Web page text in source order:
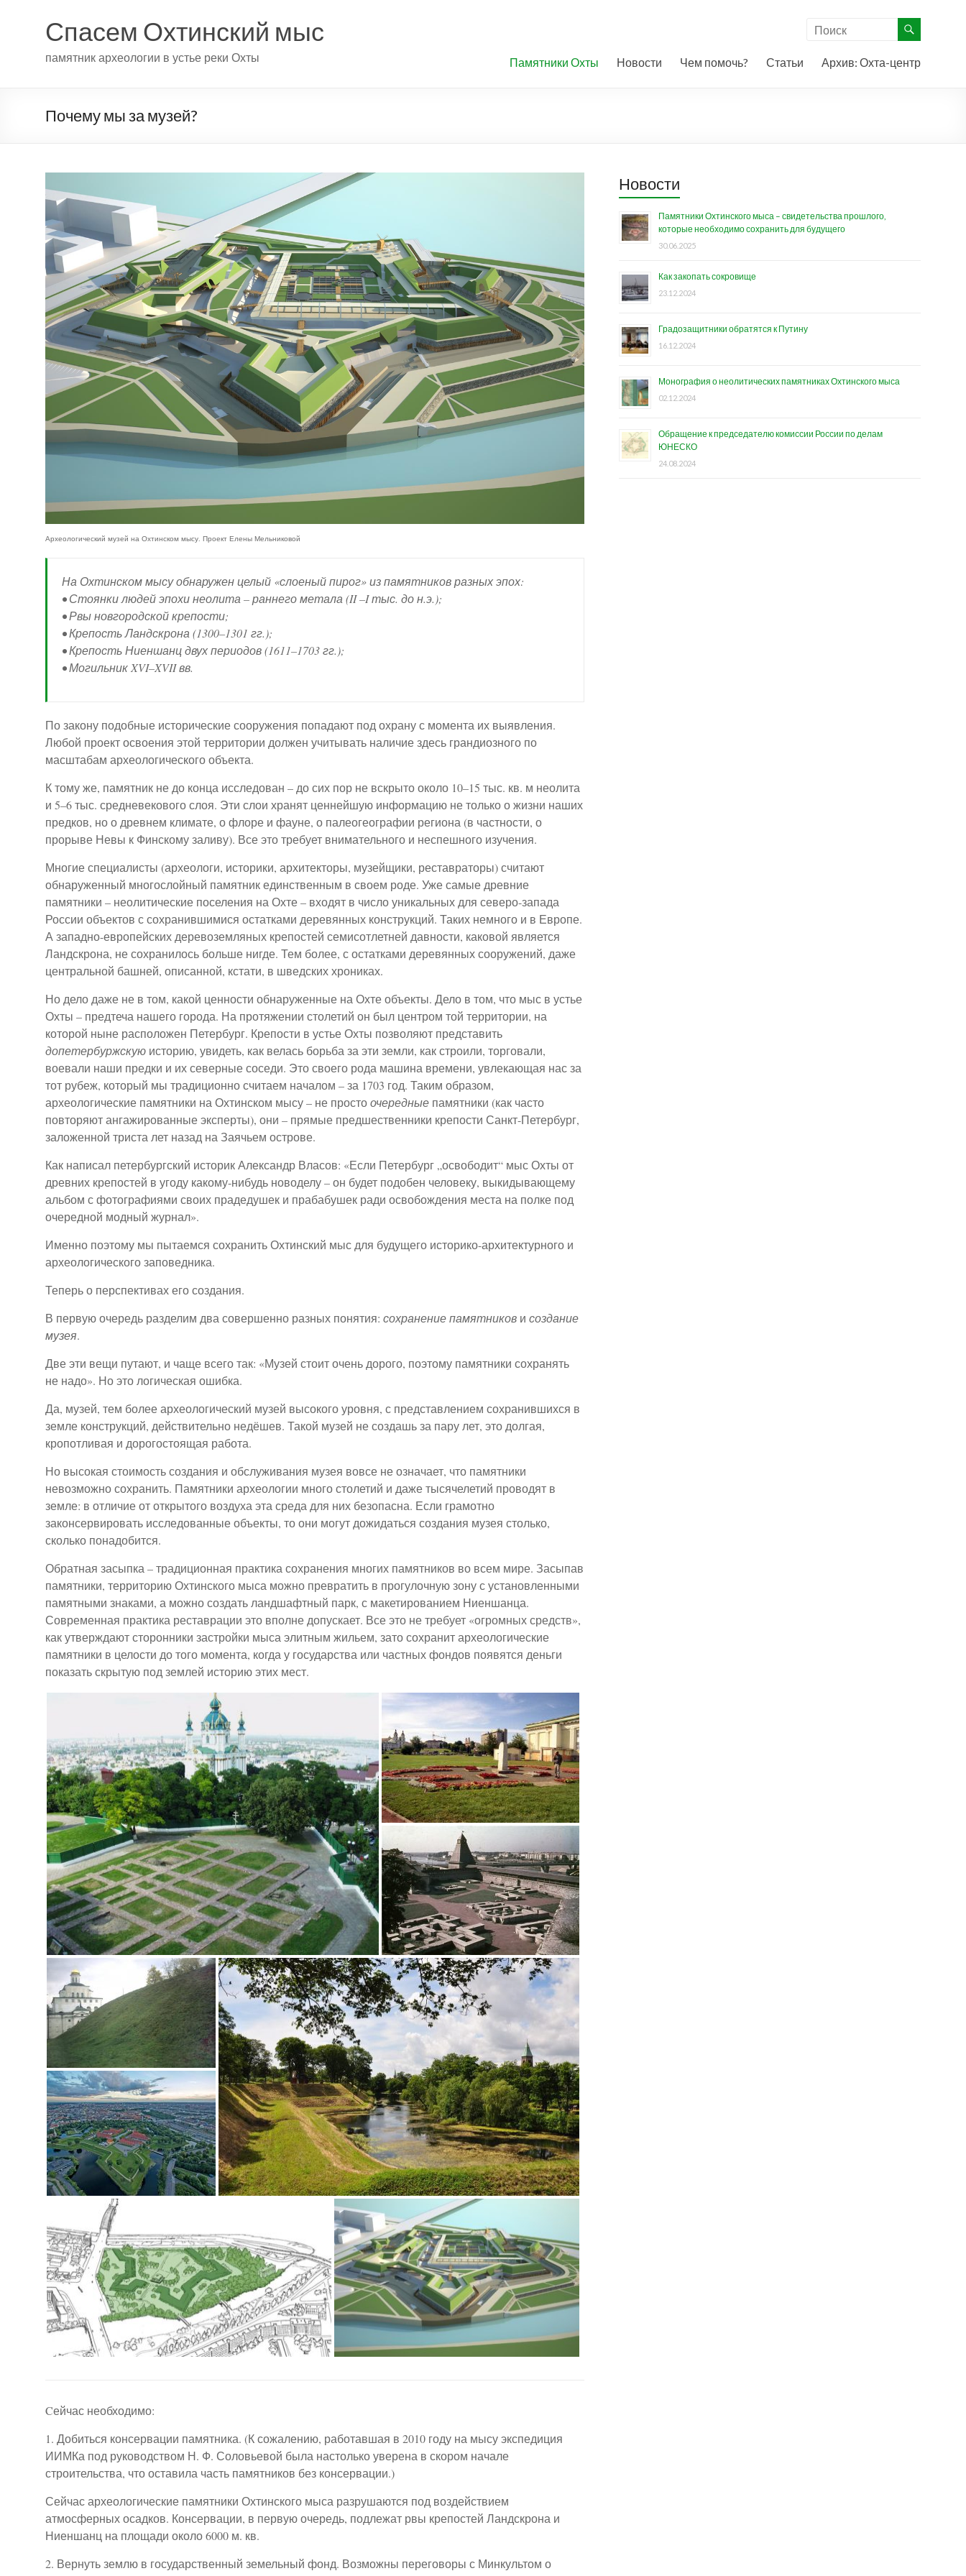
Спасем Охтинский мыс
памятник археологии в устье реки Охты Памятники Охты Новости Чем помочь? Статьи Архив: Охта-центр
Почему мы за музей?
Археологический музей на Охтинском мысу. Проект Елены Мельниковой
На Охтинском мысу обнаружен целый «слоеный пирог» из памятников разных эпох:
• Стоянки людей эпохи неолита – раннего метала (II –I тыс. до н.э.);
• Рвы новгородской крепости;
• Крепость Ландскрона (1300–1301 гг.);
• Крепость Ниеншанц двух периодов (1611–1703 гг.);
• Могильник XVI–XVII вв.
По закону подобные исторические сооружения попадают под охрану с момента их выявления.
Любой проект освоения этой территории должен учитывать наличие здесь грандиозного по
масштабам археологического объекта.
К тому же, памятник не до конца исследован – до сих пор не вскрыто около 10–15 тыс. кв. м неолита
и 5–6 тыс. средневекового слоя. Эти слои хранят ценнейшую информацию не только о жизни наших
предков, но о древнем климате, о флоре и фауне, о палеогеографии региона (в частности, о
прорыве Невы к Финскому заливу). Все это требует внимательного и неспешного изучения.
Многие специалисты (археологи, историки, архитекторы, музейщики, реставраторы) считают
обнаруженный многослойный памятник единственным в своем роде. Уже самые древние
памятники – неолитические поселения на Охте – входят в число уникальных для северо-запада
России объектов с сохранившимися остатками деревянных конструкций. Таких немного и в Европе.
А западно-европейских деревоземляных крепостей семисотлетней давности, каковой является
Ландскрона, не сохранилось больше нигде. Тем более, с остатками деревянных сооружений, даже
центральной башней, описанной, кстати, в шведских хрониках.
Но дело даже не в том, какой ценности обнаруженные на Охте объекты. Дело в том, что мыс в устье
Охты – предтеча нашего города. На протяжении столетий он был центром той территории, на
которой ныне расположен Петербург. Крепости в устье Охты позволяют представить
допетербуржскую историю, увидеть, как велась борьба за эти земли, как строили, торговали,
воевали наши предки и их северные соседи. Это своего рода машина времени, увлекающая нас за
тот рубеж, который мы традиционно считаем началом – за 1703 год. Таким образом,
археологические памятники на Охтинском мысу – не простоочередные памятники (как часто
повторяют ангажированные эксперты), они – прямые предшественники крепости Санкт-Петербург,
заложенной триста лет назад на Заячьем острове.
Как написал петербургский историк Александр Власов: «Если Петербург „освободит“ мыс Охты от
древних крепостей в угоду какому-нибудь новоделу – он будет подобен человеку, выкидывающему
альбом с фотографиями своих прадедушек и прабабушек ради освобождения места на полке под
очередной модный журнал».
Именно поэтому мы пытаемся сохранить Охтинский мыс для будущего историко-архитектурного и
археологического заповедника.
Теперь о перспективах его создания.
В первую очередь разделим два совершенно разных понятия: сохранение памятников и создание
музея.
Две эти вещи путают, и чаще всего так: «Музей стоит очень дорого, поэтому памятники сохранять
не надо». Но это логическая ошибка.
Да, музей, тем более археологический музей высокого уровня, с представлением сохранившихся в
земле конструкций, действительно недёшев. Такой музей не создашь за пару лет, это долгая,
кропотливая и дорогостоящая работа.
Но высокая стоимость создания и обслуживания музея вовсе не означает, что памятники
невозможно сохранить. Памятники археологии много столетий и даже тысячелетий проводят в
земле: в отличие от открытого воздуха эта среда для них безопасна. Если грамотно
законсервировать исследованные объекты, то они могут дожидаться создания музея столько,
сколько понадобится.
Обратная засыпка – традиционная практика сохранения многих памятников во всем мире. Засыпав
памятники, территорию Охтинского мыса можно превратить в прогулочную зону с установленными
памятными знаками, а можно создать ландшафтный парк, с макетированием Ниеншанца.
Современная практика реставрации это вполне допускает. Все это не требует «огромных средств»,
как утверждают сторонники застройки мыса элитным жильем, зато сохранит археологические
памятники в целости до того момента, когда у государства или частных фондов появятся деньги
показать скрытую под землей историю этих мест.
Cейчас необходимо:
1. Добиться консервации памятника. (К сожалению, работавшая в 2010 году на мысу экспедиция
ИИМКа под руководством Н. Ф. Соловьевой была настолько уверена в скором начале
строительства, что оставила часть памятников без консервации.)
Сейчас археологические памятники Охтинского мыса разрушаются под воздействием
атмосферных осадков. Консервации, в первую очередь, подлежат рвы крепостей Ландскрона и
Ниеншанц на площади около 6000 м. кв.
2. Вернуть землю в государственный земельный фонд. Возможны переговоры с Минкультом о
Новости
Памятники Охтинского мыса – свидетельства прошлого,
которые необходимо сохранить для будущего
30.06.2025
Как закопать сокровище
23.12.2024
Градозащитники обратятся к Путину
16.12.2024
Монография о неолитических памятниках Охтинского мыса
02.12.2024
Обращение к председателю комиссии России по делам
ЮНЕСКО
24.08.2024